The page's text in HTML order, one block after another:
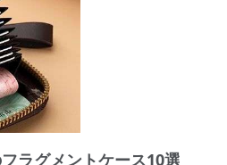
ラグメントケース10選